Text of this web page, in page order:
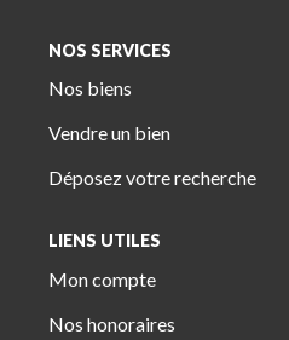
NOS SERVICES
Nos biens
Vendre un bien
Déposez votre recherche
LIENS UTILES
Mon compte
Nos honoraires